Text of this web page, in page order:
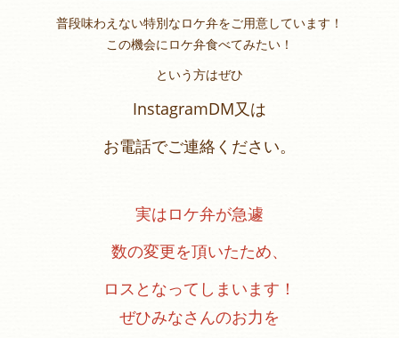
普段味わえない特別なロケ弁をご用意しています！
この機会にロケ弁食べてみたい！
という方はぜひ
InstagramDM又は
お電話でご連絡ください。
実はロケ弁が急遽
数の変更を頂いたため、
ロスとなってしまいます！
ぜひみなさんのお力を